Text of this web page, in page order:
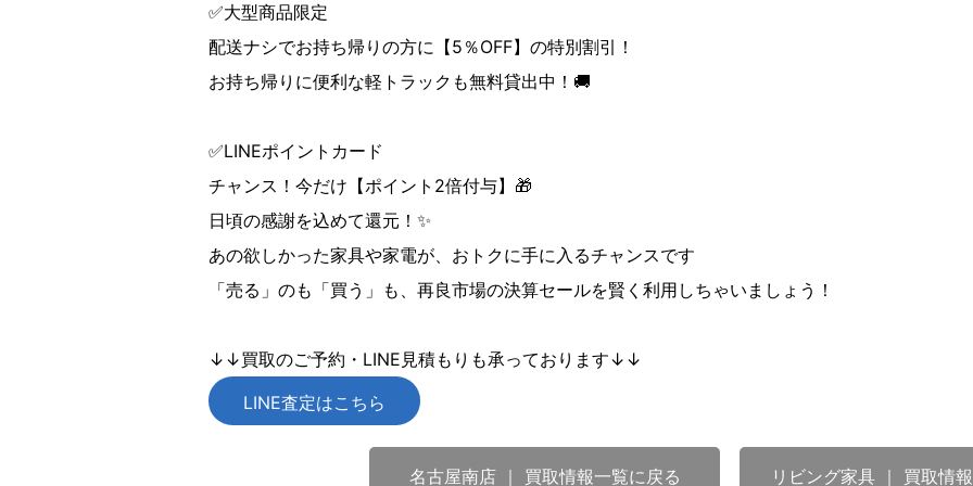
✅大型商品限定
配送ナシでお持ち帰りの方に【5％OFF】の特別割引！
お持ち帰りに便利な軽トラックも無料貸出中！🚚
✅LINEポイントカード
チャンス！今だけ【ポイント2倍付与】🎁
日頃の感謝を込めて還元！✨
あの欲しかった家具や家電が、おトクに手に入るチャンスです
「売る」のも「買う」も、再良市場の決算セールを賢く利用しちゃいましょう！
↓↓買取のご予約・LINE見積もりも承っております↓↓
LINE査定はこちら
名古屋南店 ｜ 買取情報一覧に戻る リビング家具 ｜ 買取情